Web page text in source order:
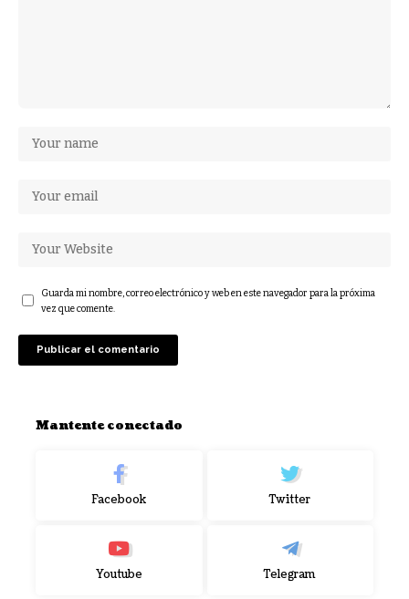
Guarda mi nombre, correo electrónico y web en este navegador para la próxima
vez que comente.
Mantente conectado
Facebook Twitter
Youtube Telegram